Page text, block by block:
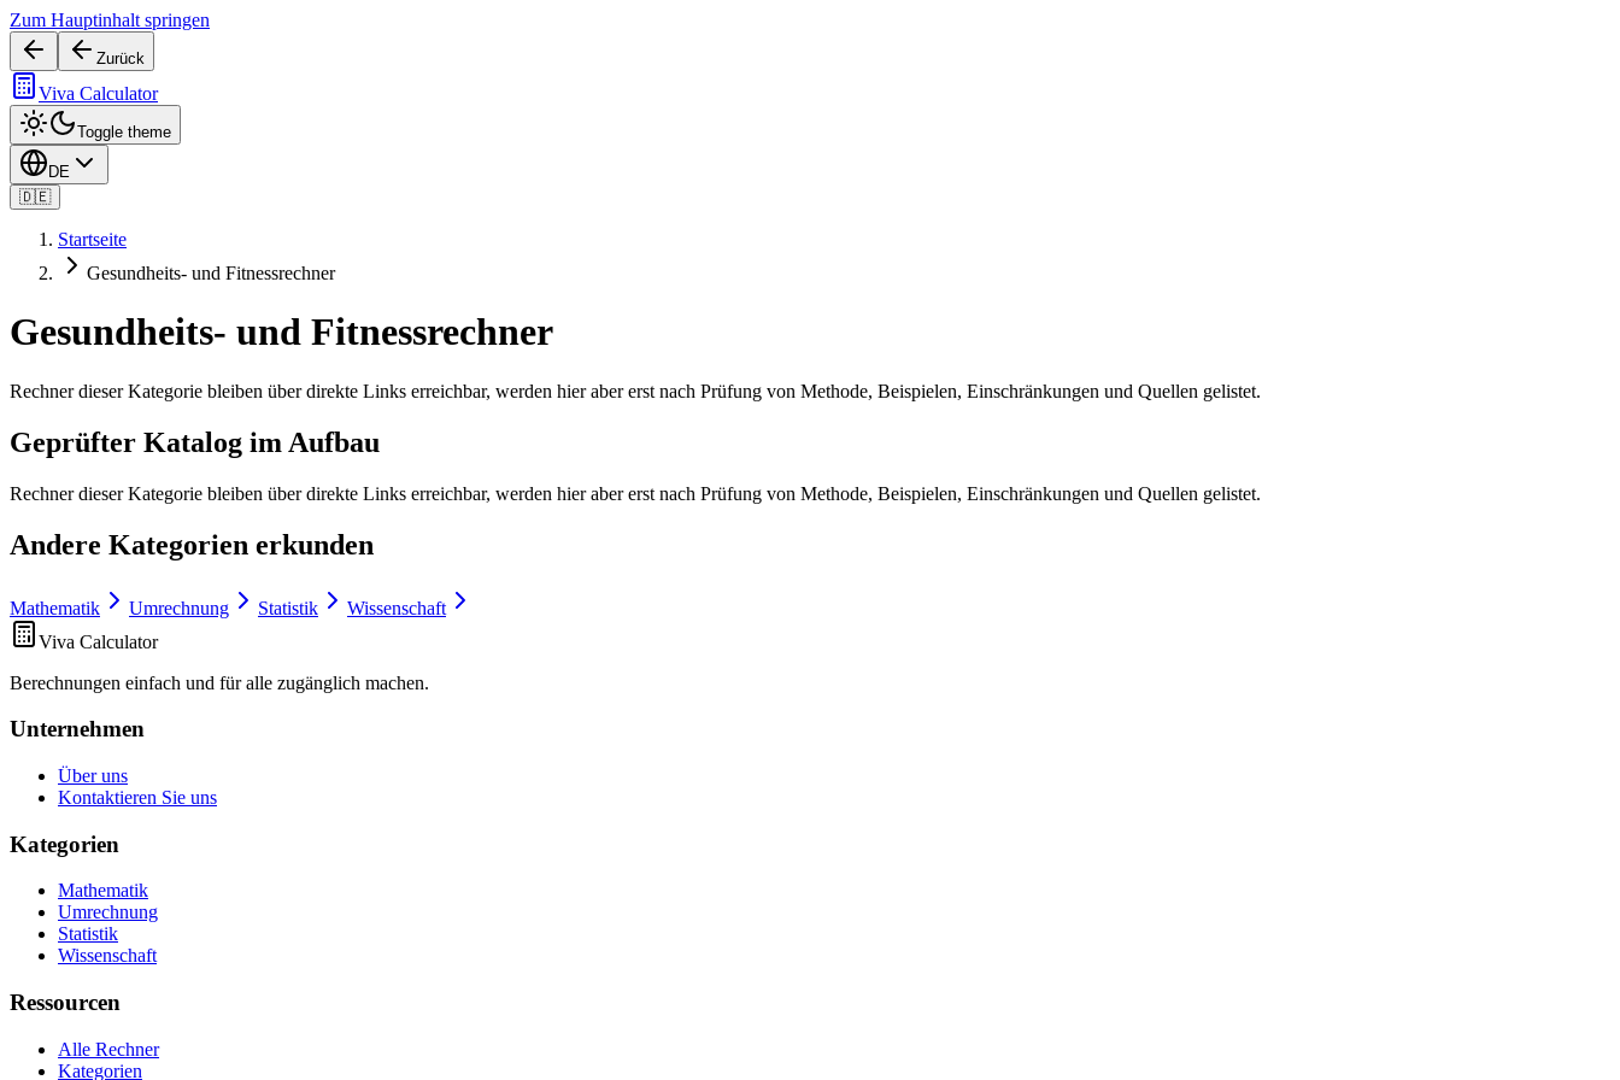
Zum Hauptinhalt springen
Zurück
Viva Calculator
Toggle theme
DE
🇩🇪
Startseite
Gesundheits- und Fitnessrechner
Gesundheits- und Fitnessrechner
Rechner dieser Kategorie bleiben über direkte Links erreichbar, werden hier aber erst nach Prüfung von Methode, Beispielen, Einschränkungen und Quellen gelistet.
Geprüfter Katalog im Aufbau
Rechner dieser Kategorie bleiben über direkte Links erreichbar, werden hier aber erst nach Prüfung von Methode, Beispielen, Einschränkungen und Quellen gelistet.
Andere Kategorien erkunden
Mathematik Umrechnung Statistik
Wissenschaft
Viva Calculator
Berechnungen einfach und für alle zugänglich machen.
Unternehmen
Über uns
Kontaktieren Sie uns
Kategorien
Mathematik
Umrechnung
Statistik
Wissenschaft
Ressourcen
Alle Rechner
Kategorien